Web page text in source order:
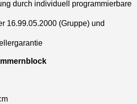
durch individuell programmierbare
16.99.05.2000 (Gruppe) und